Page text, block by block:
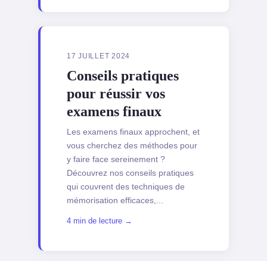
17 JUILLET 2024
Conseils pratiques
pour réussir vos
examens finaux
Les examens finaux approchent, et
vous cherchez des méthodes pour
y faire face sereinement ?
Découvrez nos conseils pratiques
qui couvrent des techniques de
mémorisation efficaces,...
4 min de lecture →